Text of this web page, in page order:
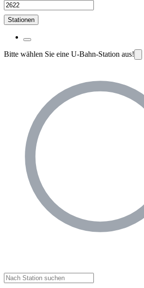
Stationen
Bitte wählen Sie eine U-Bahn-Station aus!